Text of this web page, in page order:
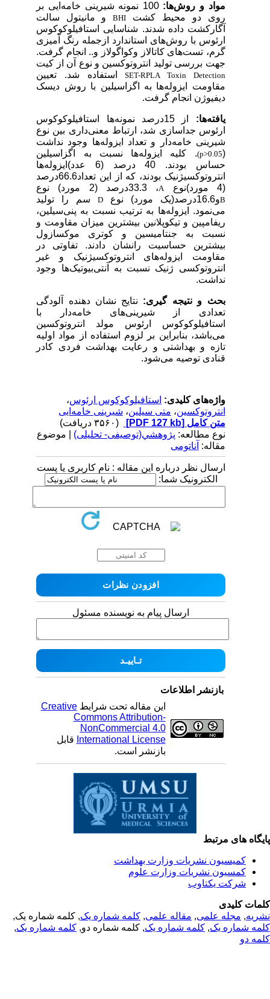
مواد و روش‌ها:100 نمونه شیرینی خامه‌ایی
بر
روی دو محیط کشتBHI و
مانیتول سالت
آگارکشت داده شدند. شناسایی استافیلوکوکوس
ارئوس با روش‌های استاندارد ازجمله رنگ آمیزی
گرم، تست‌های کاتالاز وکواگولاز و.. انجام گرفت.
جهت بررسی تولید انتروتوکسین و نوع آناز کیت
SET-RPLA Toxin Detectionاستفاده شد. تعیین
مقاومت ایزوله‌ها به اگزاسیلین با روش دیسک
دیفیوژن انجام گرفت.
یافته‌ها:
از 15درصد نمونه‌ها استافیلوکوکوس
ارئوس جداسازی شد، ارتباط معنی‌داری بین نوع
شیرینی خامه‌دار و تعداد ایزوله‌ها وجود نداشت
(p>0.05. کلیه ایزوله‌ها نسبت به اگزاسیلین
حساس بودند.
40 درصد
(6 عدد)ایزوله‌ها
انتروتوکسیژنیک بودند، که از این تعداد66.6درصد
، 33.3درصد (2 مورد) نوع
و16.6درصد(یک مورد) نوع
سم را تولید
می‌نمود. ایزوله‌ها به ترتیب نسبت به پنی‌سیلین،
ریفامپین و تیکوپلانین بیشترین میزان مقاومت و
نسبت به جنتامیسین و کوتری موکسازول
بیشترین حساسیت رانشان دادند. تفاوتی در
مقاومت ایزوله‌های انتروتوکسیژنیک و غیر
انتروتوکسی ژنیک نسبت به آنتی‌بیوتیک‌ها وجود
نداشت.
بحث و نتیجه گیری:نتایج نشان دهنده آلودگی
تعدادی از شیرینی‌های خامه‌دار با
استافیلوکوکوس ارئوس مولد انتروتوکسین
می‌باشد، بنابراین بر لزوم استفاده از مواد اولیه
تازه و بهداشتی و رعایت بهداشت فردی کادر
قنادی توصیه می‌شود.
واژه‌های کلیدی:استافیلوکوکوس ارئوس،
انتروتوکسین،متی سیلین،شیرینی خامه‌ایی
متن کامل[PDF 127 kb]
نوع مطالعه:پژوهشي(توصیفی- تحلیلی) | موضوع
مقاله:آناتومی
ارسال نظر درباره این مقاله : نام کاربری یا پست
الکترونیک شما:
ارسال پیام به نویسنده مسئول
بازنشر اطلاعات
این مقاله تحت شرایطCreative
Commons Attribution-
NonCommercial 4.0
International Licenseقابل
بازنشر است.
های مرتبط
کمیسیون نشریات وزارت بهداشت
کمسیون نشریات وزارت علوم
شرکت یکتاوب
کلیدی
,مجله علمی, مقاله علمی, کلمه شماره یک, کلمه شماره یک,
شماره یک,کلمه شماره یک, کلمه شماره دو,کلمه شماره یک,
دو